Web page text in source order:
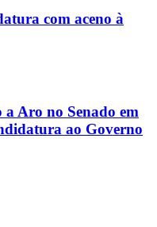
com aceno à
Aro no Senado em
ao Governo